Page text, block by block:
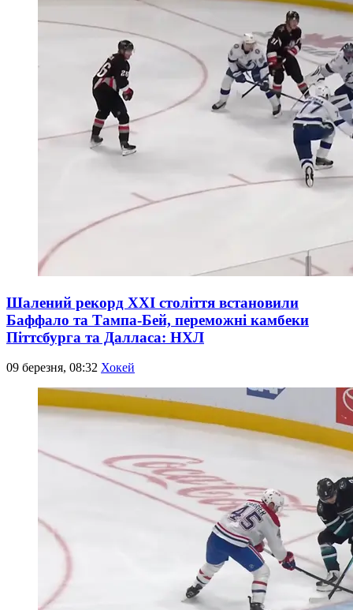
Шалений рекорд XXI століття встановили
Баффало та Тампа-Бей, переможні камбеки
Піттсбурга та Далласа: НХЛ
09 березня, 08:32 Хокей